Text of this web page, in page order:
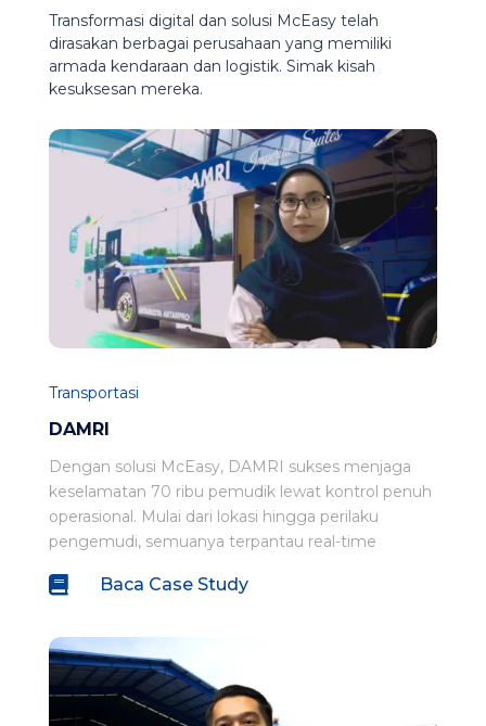
Transformasi digital dan solusi McEasy telah
dirasakan berbagai perusahaan yang memiliki
armada kendaraan dan logistik. Simak kisah
kesuksesan mereka.
DAMRI
Transportasi
Dengan solusi McEasy, DAMRI sukses menjaga
keselamatan 70 ribu pemudik lewat kontrol penuh
operasional. Mulai dari lokasi hingga perilaku
pengemudi, semuanya terpantau real-time
 Baca Case Study